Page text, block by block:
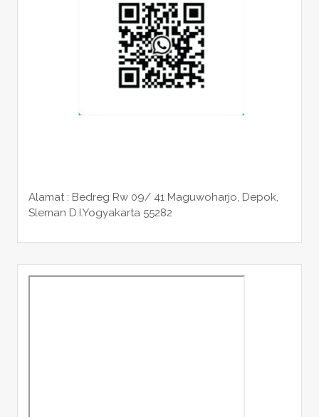
Alamat : Bedreg Rw 09/ 41 Maguwoharjo, Depok,
Sleman D.I.Yogyakarta 55282